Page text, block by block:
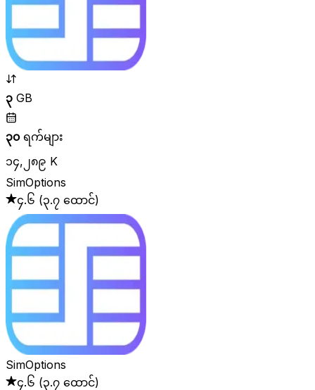
၃ GB
၃၀ရက်များ
၁၄,၂၈၉ K
SimOptions
၄.၆ (၃.၇ ထောင်)
SimOptions
၄.၆ (၃.၇ ထောင်)